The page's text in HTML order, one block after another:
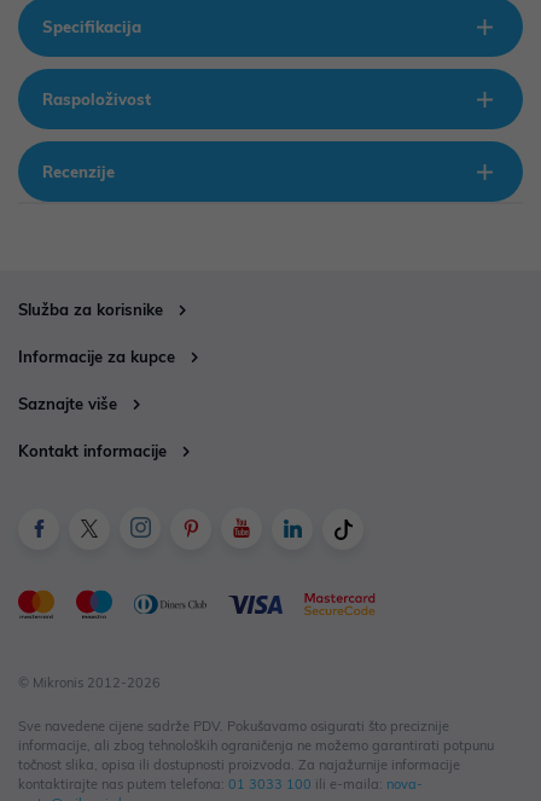
Specifikacija
Raspoloživost
Recenzije
Služba za korisnike
Informacije za kupce
Saznajte više
Kontakt informacije
© Mikronis 2012-2026
Sve navedene cijene sadrže PDV. Pokušavamo osigurati što preciznije
informacije, ali zbog tehnoloških ograničenja ne možemo garantirati potpunu
točnost slika, opisa ili dostupnosti proizvoda. Za najažurnije informacije
kontaktirajte nas putem telefona: 01 3033 100 ili e-maila: nova-